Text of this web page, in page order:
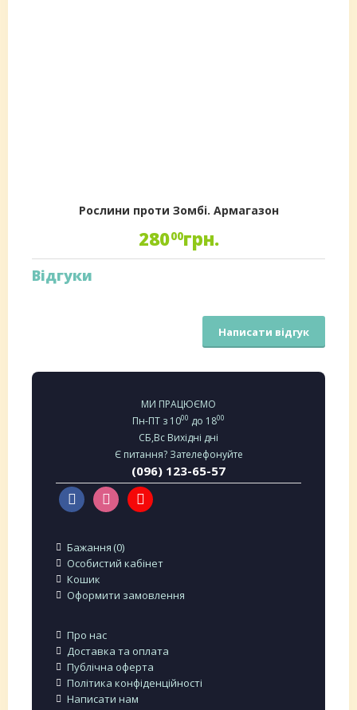
Рослини проти Зомбі. Армагазон
28000грн.
Відгуки
Написати відгук
МИ ПРАЦЮЄМО
Пн-ПТ з 1000 до 1800
СБ,Вс Вихідні дні
Є питання? Зателефонуйте
(096) 123-65-57
Бажання 0
Особистий кабінет
Кошик
Оформити замовлення
Про нас
Доставка та оплата
Публічна оферта
Політика конфіденційності
Написати нам